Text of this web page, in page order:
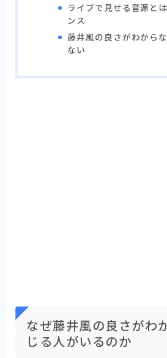
ライブで見せる音源と
ンス
藤井風の良さがわから
ない
なぜ藤井風の良さがわ
じる人がいるのか